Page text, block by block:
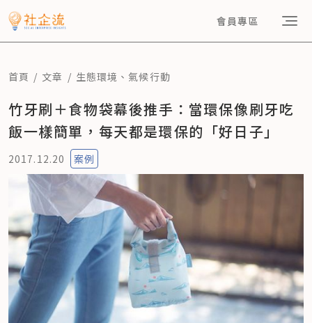
會員專區
首頁 文章 生態環境 、 氣候行動
竹牙刷＋食物袋幕後推手：當環保像刷牙吃
飯一樣簡單，每天都是環保的「好日子」
2017.12.20 案例